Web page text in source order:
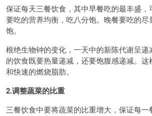
保证每天三餐饮食，其中早餐吃的最丰盛，
要吃的营养均衡，吃八分饱。晚餐要吃的尽
饱。
根绝生物钟的变化，一天中的新陈代谢呈递
的饮食既要热量递减，还要饱腹感递减。
和快速的燃烧脂肪。
2.调整蔬菜的比重
三餐饮食中要将蔬菜的比重增大，保证每